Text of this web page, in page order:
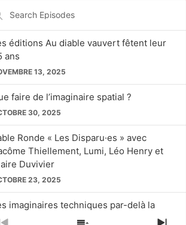
éditions Au diable vauvert fêtent leur
ans
13, 2025
faire de l’imaginaire spatial ?
30, 2025
Ronde « Les Disparu·es » avec
Thiellement, Lumi, Léo Henry et
Duvivier
23, 2025
imaginaires techniques par-delà la
Valley